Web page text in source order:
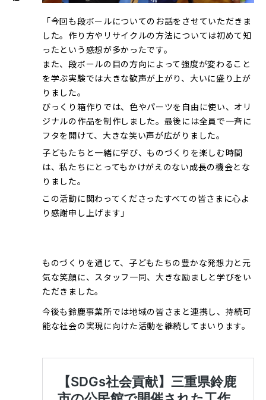
「今回も段ボールについてのお話をさせていただきま
した。作り方やリサイクルの方法については初めて知
ったという感想が多かったです。
また、段ボールの目の方向によって強度が変わること
を学ぶ実験では大きな歓声が上がり、大いに盛り上が
りました。
びっくり箱作りでは、色やパーツを自由に使い、オリ
ジナルの作品を制作しました。最後には全員で一斉に
フタを開けて、大きな笑い声が広がりました。
子どもたちと一緒に学び、ものづくりを楽しむ時間
は、私たちにとってもかけがえのない成長の機会とな
りました。
この活動に関わってくださったすべての皆さまに心よ
り感謝申し上げます」
ものづくりを通じて、子どもたちの豊かな発想力と元
気な笑顔に、スタッフ一同、大きな励ましと学びをい
ただきました。
今後も鈴鹿事業所では地域の皆さまと連携し、持続可
能な社会の実現に向けた活動を継続してまいります。